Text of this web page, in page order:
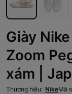
Giày
Zoom
xám |
Thương hiệu: NikeMã